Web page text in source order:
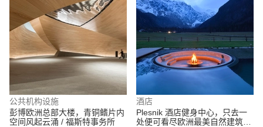
公共机构设施
彭博欧洲总部大楼，青铜鳍片内
空间风起云涌 / 福斯特事务所
酒店
Plesnik 酒店健身中心，只去一
处便可看尽欧洲最美自然建筑风